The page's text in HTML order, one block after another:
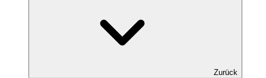
Zurück